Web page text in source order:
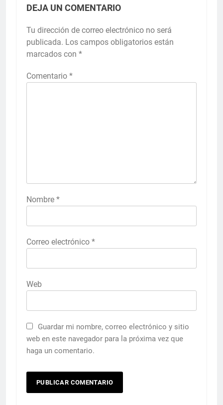
DEJA UN COMENTARIO
Tu dirección de correo electrónico no será
publicada. Los campos obligatorios están
marcados con *
Comentario *
Nombre *
Correo electrónico *
Web
Guardar mi nombre, correo electrónico y sitio
web en este navegador para la próxima vez que
haga un comentario.